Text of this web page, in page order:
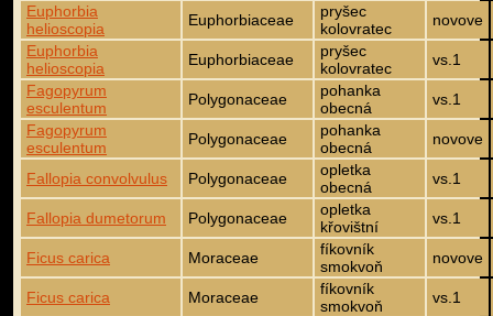
Euphorbia
helioscopia
Euphorbiaceae
pryšec
kolovratec
novove
Euphorbia
helioscopia
Euphorbiaceae
pryšec
kolovratec
vs.1
Fagopyrum
esculentum
Polygonaceae
pohanka
obecná
vs.1
Fagopyrum
esculentum
Polygonaceae
pohanka
obecná
novove
Fallopia convolvulus Polygonaceae
opletka
obecná
vs.1
Fallopia dumetorum Polygonaceae
opletka
křovištní
vs.1
Ficus carica Moraceae
fíkovník
smokvoň
novove
Ficus carica Moraceae
fíkovník
smokvoň
vs.1